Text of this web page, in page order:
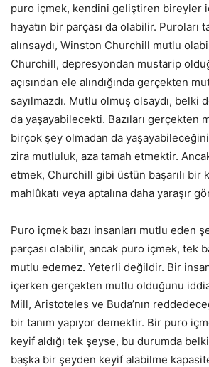
puro içmek, kendini geliştiren bireyler
hayatın bir parçası da olabilir. Puroları
alınsaydı, Winston Churchill mutlu
Churchill, depresyondan mustarip
açısından ele alındığında gerçekten
sayılmazdı. Mutlu olmuş olsaydı, belki
da yaşayabilecekti. Bazıları gerçekten
birçok şey olmadan da
zira mutluluk, aza tamah etmektir.
etmek, Churchill gibi üstün başarılı bir
mahlûkatı veya aptalına daha yaraşır
Puro içmek bazı insanları mutlu eden
parçası olabilir, ancak puro içmek, tek
mutlu edemez. Yeterli değildir. Bir
içerken gerçekten mutlu olduğunu
Mill, Aristoteles ve Buda’nın
bir tanım yapıyor demektir. Bir puro
keyif aldığı tek şeyse, bu durumda
başka bir şeyden keyif alabilme